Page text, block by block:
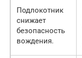
Подлокотник
снижает
безопасность
вождения.